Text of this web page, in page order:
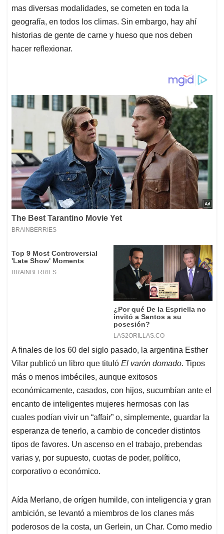
mas diversas modalidades, se cometen en toda la
geografía, en todos los climas. Sin embargo, hay ahí
historias de gente de carne y hueso que nos deben
hacer reflexionar.
A finales de los 60 del siglo pasado, la argentina Esther
Vilar publicó un libro que tituló El varón domado. Tipos
más o menos imbéciles, aunque exitosos
económicamente, casados, con hijos, sucumbían ante el
encanto de inteligentes mujeres hermosas con las
cuales podían vivir un “affair” o, simplemente, guardar la
esperanza de tenerlo, a cambio de conceder distintos
tipos de favores. Un ascenso en el trabajo, prebendas
varias y, por supuesto, cuotas de poder, político,
corporativo o económico.
Aída Merlano, de orígen humilde, con inteligencia y gran
ambición, se levantó a miembros de los clanes más
poderosos de la costa, un Gerlein, un Char. Como medio